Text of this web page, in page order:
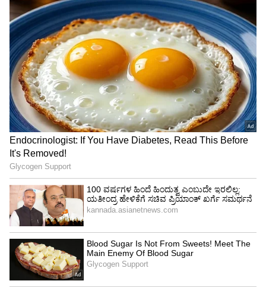
ದಿನೇ ದಿನೇ ತಂತ್ರಜ್ಞಾನ ಬೆಳೆದಂತೆ ಆನ್‌ಲೈನ್‌ನಲ್ಲಿ ಗ್ರಾಹಕರ
ಡೇಟಾ ದುರುಪಯೋಗ ಹಾಗೂ ವೇಗವಾಗಿ ಹೆಚ್ಚುತ್ತಿರುವ
ಆನ್‌ಲೈನ್‌ ಅಪರಾಧಗಳ ಸವಾಲುಗಳಿಗೆ ತ್ವರಿತವಾಗಿ
ಪ್ರತಿಕ್ರಿಯಿಸಲು ಕಾನೂನು ಮತ್ತು ನಿಬಂಧನೆಗಳನ್ನು
ರೂಪಿಸುವಲ್ಲಿ ವಿಶ್ವದಾದ್ಯಂತ ಸರ್ಕಾರಗಳು ಹೆಣಗಾಡುತ್ತಿವೆ.
ಅಂತಹ ಕಾರ್ಯವನ್ನು ಭಾರತದಲ್ಲಿ ಸುಲಭಗೊಳಿಸಲು ಹಾಗೂ
ಪರಿಣಾಮಕಾರಿಯಾಗಿಸಲು ಇಂಟರ್ನೆಟ್‌ ಸಂಬಂಧಿತ
ವಿಷಯಗಳಿಗಾಗಿ ಭಾರತದ ಎಲೆಕ್ಟ್ರಾನಿಕ್ಸ್‌ ಹಾಗೂ ಐಟಿ
ಸಚಿವಾಲಯವು ನಾಗರಿಕರು ಅಥವಾ ಗ್ರಾಹಕರ
ಹಿತಾಸಕ್ತಿಗಳನ್ನು ಕಾಪಾಡುವ ಹಾಗೂ ಯಾವುದೇ ಡೇಟಾ
ದುರುಪಯೋಗವಾಗುತ್ತಿಲ್ಲ ಎಂದು ಖಾತ್ರಿಪಡಿಸುವ ಡಿಜಿಟಲ…
ವೈಯಕ್ತಿಕ ಡೇಟಾ ರಕ್ಷಣಾ ಮಸೂದೆ-2022ನ್ನು ಹೊರತಂದಿದೆ.
ಡಿಪಿಡಿಪಿ ಮಸೂದೆ
ಡಿಜಿಟಲ್‌ ವೈಯಕ್ತಿಕ ಡೇಟಾ ರಕ್ಷಣಾ ಮಸೂದೆ (ಡಿಪಿಡಿಪಿ)ಯು